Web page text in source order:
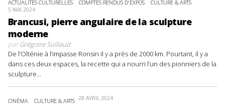
ACTUALITÉS CULTURELLES COMPTES RENDUS D'EXPOS CULTURE & ARTS
5 MAI 2024
Brancusi, pierre angulaire de la sculpture
moderne
parGrégoire Suillaud
De l’Olténie à l’impasse Ronsin il y a près de 2000 km. Pourtant, il y a
dans ces deux espaces, la recette qui a nourri l’un des pionniers de la
sculpture...
CINÉMA CULTURE & ARTS 28 AVRIL 2024